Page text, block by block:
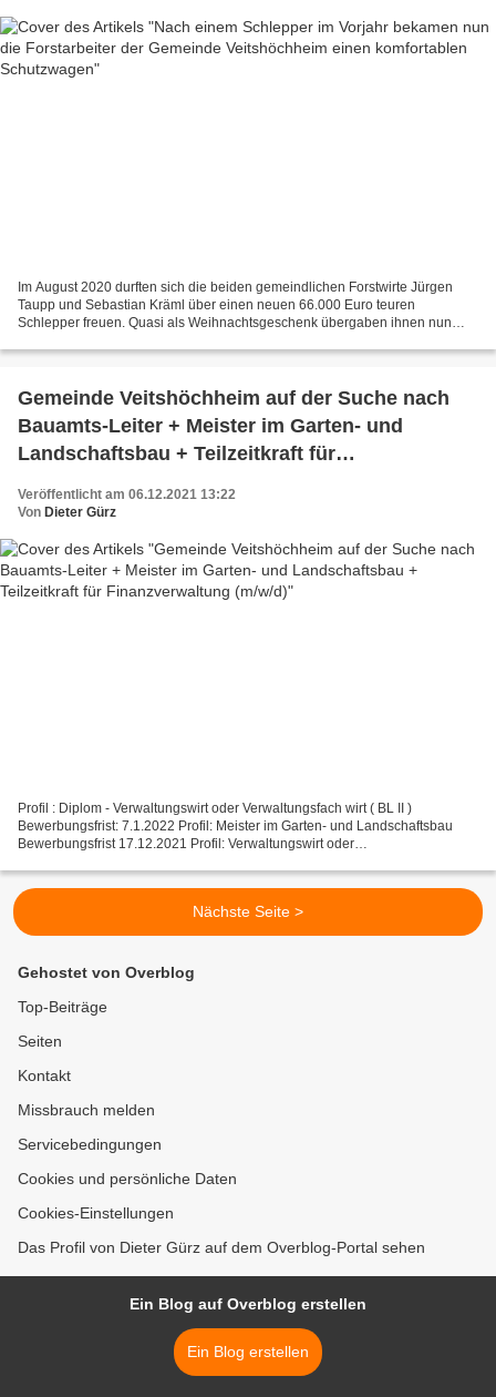
Im August 2020 durften sich die beiden gemeindlichen Forstwirte Jürgen
Taupp und Sebastian Kräml über einen neuen 66.000 Euro teuren
Schlepper freuen. Quasi als Weihnachtsgeschenk übergaben ihnen nun
Gemeinde Veitshöchheim auf der Suche nach
Bauamts-Leiter + Meister im Garten- und
Landschaftsbau + Teilzeitkraft für
Veröffentlicht am 06.12.2021 13:22
Von Dieter Gürz
Profil : Diplom - Verwaltungswirt oder Verwaltungsfach wirt ( BL II )
Bewerbungsfrist: 7.1.2022 Profil: Meister im Garten- und Landschaftsbau
Bewerbungsfrist 17.12.2021 Profil: Verwaltungswirt oder
Nächste Seite >
Gehostet von Overblog
Top-Beiträge
Seiten
Kontakt
Missbrauch melden
Servicebedingungen
Cookies und persönliche Daten
Cookies-Einstellungen
Das Profil von Dieter Gürz auf dem Overblog-Portal sehen
Ein Blog auf Overblog erstellen
Ein Blog erstellen